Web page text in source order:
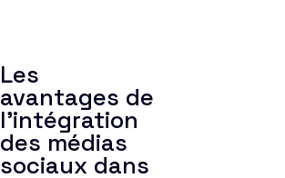
Les
avantages de
l'intégration
des médias
sociaux dans